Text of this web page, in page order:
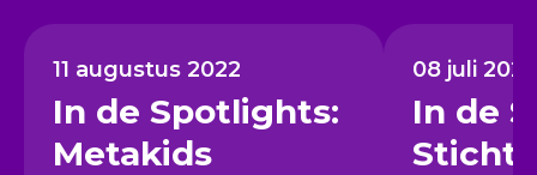
11 augustus 2022
In de Spotlights:
Metakids
08 juli 2021
In de